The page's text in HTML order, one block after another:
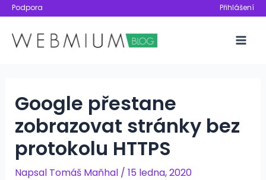
Přeskočit
obsah
Podpora Přihlášení
Google přestane
zobrazovat stránky bez
protokolu HTTPS
Napsal Tomáš Maňhal / 15 ledna, 2020